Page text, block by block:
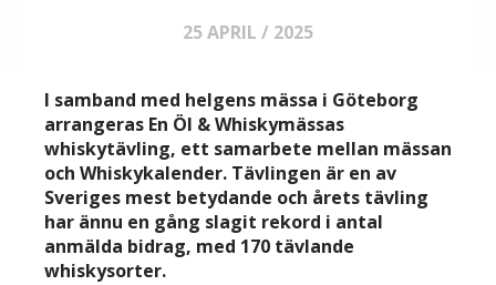
25 APRIL / 2025
I samband med helgens mässa i Göteborg
arrangeras En Öl & Whiskymässas
whiskytävling, ett samarbete mellan mässan
och Whiskykalender. Tävlingen är en av
Sveriges mest betydande och årets tävling
har ännu en gång slagit rekord i antal
anmälda bidrag, med 170 tävlande
whiskysorter.